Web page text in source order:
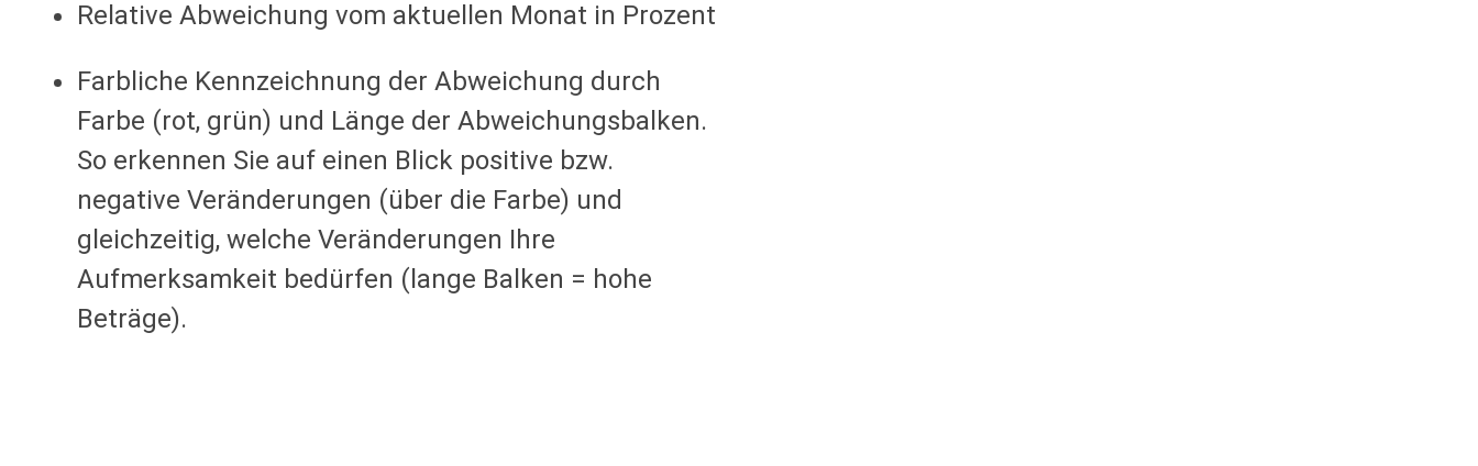
Relative Abweichung vom aktuellen Monat in Prozent
Farbliche Kennzeichnung der Abweichung durch
Farbe (rot, grün) und Länge der Abweichungsbalken.
So erkennen Sie auf einen Blick positive bzw.
negative Veränderungen (über die Farbe) und
gleichzeitig, welche Veränderungen Ihre
Aufmerksamkeit bedürfen (lange Balken = hohe
Beträge).